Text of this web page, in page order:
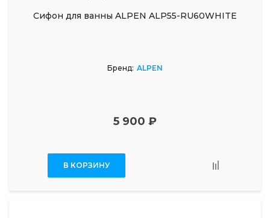
Сифон для ванны ALPEN ALP55-RU60WHITE
Бренд: ALPEN
5 900 ₽
В КОРЗИНУ